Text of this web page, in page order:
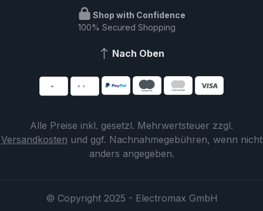
Shop with Confidence
100% Secured Shopping
Nach Oben
Alle Preise inkl. gesetzl. Mehrwertsteuer zzgl.
Versandkosten und ggf. Nachnahmegebühren, wenn nicht
anders angegeben.
© Copyright 2025 - Electromax GmbH